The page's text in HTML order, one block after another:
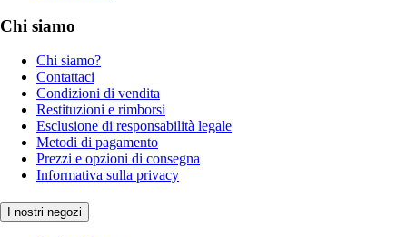
Chi siamo
Chi siamo?
Contattaci
Condizioni di vendita
Restituzioni e rimborsi
Esclusione di responsabilità legale
Metodi di pagamento
Prezzi e opzioni di consegna
Informativa sulla privacy
I nostri negozi